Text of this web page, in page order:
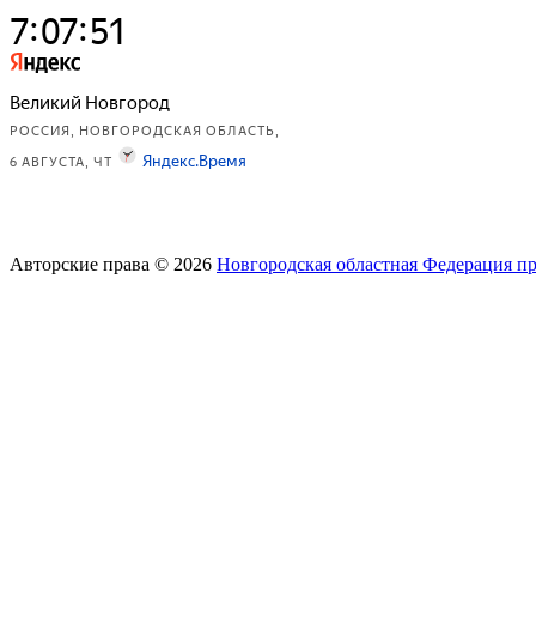
Авторские права © 2026 Новгородская областная Федерация